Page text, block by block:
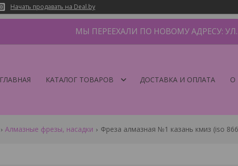
Начать продавать на Deal.by
МЫ ПЕРЕЕХАЛИ ПО НОВОМУ АДРЕСУ: УЛ.
ГЛАВНАЯ КАТАЛОГ ТОВАРОВ ДОСТАВКА И ОПЛАТА О
Алмазные фрезы, насадки Фреза алмазная №1 казань кмиз (iso